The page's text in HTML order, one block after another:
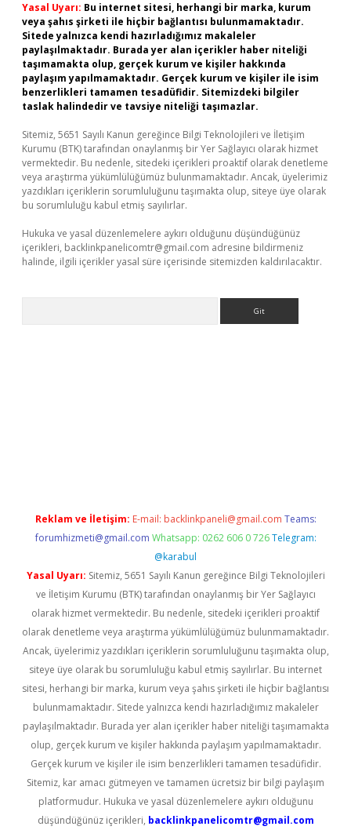
Yasal Uyarı: Bu internet sitesi, herhangi bir marka, kurum
veya şahıs şirketi ile hiçbir bağlantısı bulunmamaktadır.
Sitede yalnızca kendi hazırladığımız makaleler
paylaşılmaktadır. Burada yer alan içerikler haber niteliği
taşımamakta olup, gerçek kurum ve kişiler hakkında
paylaşım yapılmamaktadır. Gerçek kurum ve kişiler ile isim
benzerlikleri tamamen tesadüfidir. Sitemizdeki bilgiler
taslak halindedir ve tavsiye niteliği taşımazlar.
Sitemiz, 5651 Sayılı Kanun gereğince Bilgi Teknolojileri ve İletişim
Kurumu (BTK) tarafından onaylanmış bir Yer Sağlayıcı olarak hizmet
vermektedir. Bu nedenle, sitedeki içerikleri proaktif olarak denetleme
veya araştırma yükümlülüğümüz bulunmamaktadır. Ancak, üyelerimiz
yazdıkları içeriklerin sorumluluğunu taşımakta olup, siteye üye olarak
bu sorumluluğu kabul etmiş sayılırlar.
Hukuka ve yasal düzenlemelere aykırı olduğunu düşündüğünüz
içerikleri, backlinkpanelicomtr@gmail.com adresine bildirmeniz
halinde, ilgili içerikler yasal süre içerisinde sitemizden kaldırılacaktır.
Reklam ve İletişim: E-mail: backlinkpaneli@gmail.com Teams:
forumhizmeti@gmail.com Whatsapp: 0262 606 0 726 Telegram:
@karabul
Yasal Uyarı: Sitemiz, 5651 Sayılı Kanun gereğince Bilgi Teknolojileri
ve İletişim Kurumu (BTK) tarafından onaylanmış bir Yer Sağlayıcı
olarak hizmet vermektedir. Bu nedenle, sitedeki içerikleri proaktif
olarak denetleme veya araştırma yükümlülüğümüz bulunmamaktadır.
Ancak, üyelerimiz yazdıkları içeriklerin sorumluluğunu taşımakta olup,
siteye üye olarak bu sorumluluğu kabul etmiş sayılırlar. Bu internet
sitesi, herhangi bir marka, kurum veya şahıs şirketi ile hiçbir bağlantısı
bulunmamaktadır. Sitede yalnızca kendi hazırladığımız makaleler
paylaşılmaktadır. Burada yer alan içerikler haber niteliği taşımamakta
olup, gerçek kurum ve kişiler hakkında paylaşım yapılmamaktadır.
Gerçek kurum ve kişiler ile isim benzerlikleri tamamen tesadüfidir.
Sitemiz, kar amacı gütmeyen ve tamamen ücretsiz bir bilgi paylaşım
platformudur. Hukuka ve yasal düzenlemelere aykırı olduğunu
düşündüğünüz içerikleri, backlinkpanelicomtr@gmail.com